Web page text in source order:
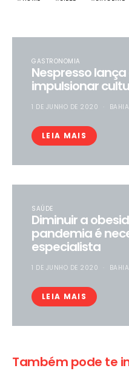
GASTRONOMIA
Nespresso
impulsionar
1 DE JUNHO DE 2020
LEIA MAIS
SAÚDE
Diminuir a
pandemia é
especialista
1 DE JUNHO DE 2020
LEIA MAIS
Também pode te